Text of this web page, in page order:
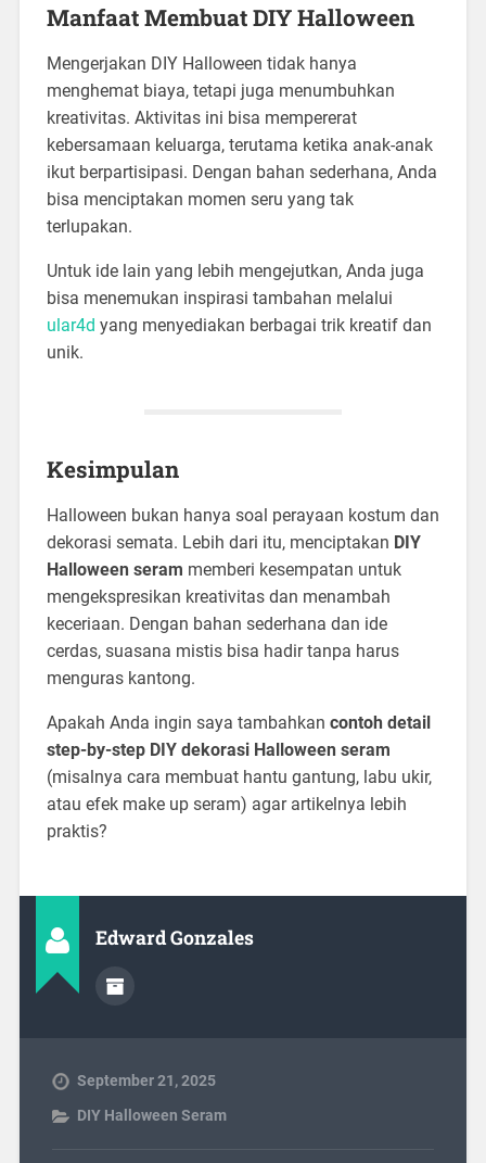
Manfaat Membuat DIY Halloween
Mengerjakan DIY Halloween tidak hanya
menghemat biaya, tetapi juga menumbuhkan
kreativitas. Aktivitas ini bisa mempererat
kebersamaan keluarga, terutama ketika anak-anak
ikut berpartisipasi. Dengan bahan sederhana, Anda
bisa menciptakan momen seru yang tak
terlupakan.
Untuk ide lain yang lebih mengejutkan, Anda juga
bisa menemukan inspirasi tambahan melalui
ular4d yang menyediakan berbagai trik kreatif dan
unik.
Kesimpulan
Halloween bukan hanya soal perayaan kostum dan
dekorasi semata. Lebih dari itu, menciptakan DIY
Halloween seram memberi kesempatan untuk
mengekspresikan kreativitas dan menambah
keceriaan. Dengan bahan sederhana dan ide
cerdas, suasana mistis bisa hadir tanpa harus
menguras kantong.
Apakah Anda ingin saya tambahkan contoh detail
step-by-step DIY dekorasi Halloween seram
(misalnya cara membuat hantu gantung, labu ukir,
atau efek make up seram) agar artikelnya lebih
praktis?
Edward Gonzales
September 21, 2025
DIY Halloween Seram